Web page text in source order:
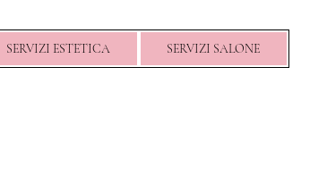
Menu
SERVIZI ESTETICA SERVIZI SALONE